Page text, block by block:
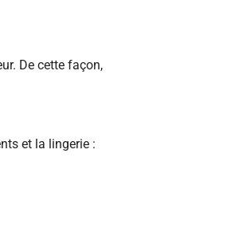
De cette façon,
et la lingerie :